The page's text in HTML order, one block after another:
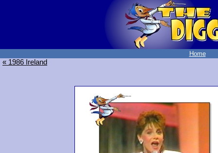
Home
« 1986 Ireland